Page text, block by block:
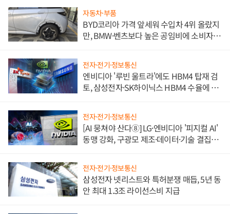
자동차·부품
BYD코리아 가격 앞세워 수입차 4위 올랐지
만, BMW·벤츠보다 높은 공임비에 소비자
전자·전기·정보통신
엔비디아 '루빈 울트라'에도 HBM4 탑재 검
토, 삼성전자·SK하이닉스 HBM4 수율에 주
전자·전기·정보통신
[AI 뭉쳐야 산다⑧] LG·엔비디아 '피지컬 AI'
동맹 강화, 구광모 제조·데이터·기술 결집
전자·전기·정보통신
삼성전자 넷리스트와 특허분쟁 매듭, 5년 동
안 최대 1.3조 라이선스비 지급